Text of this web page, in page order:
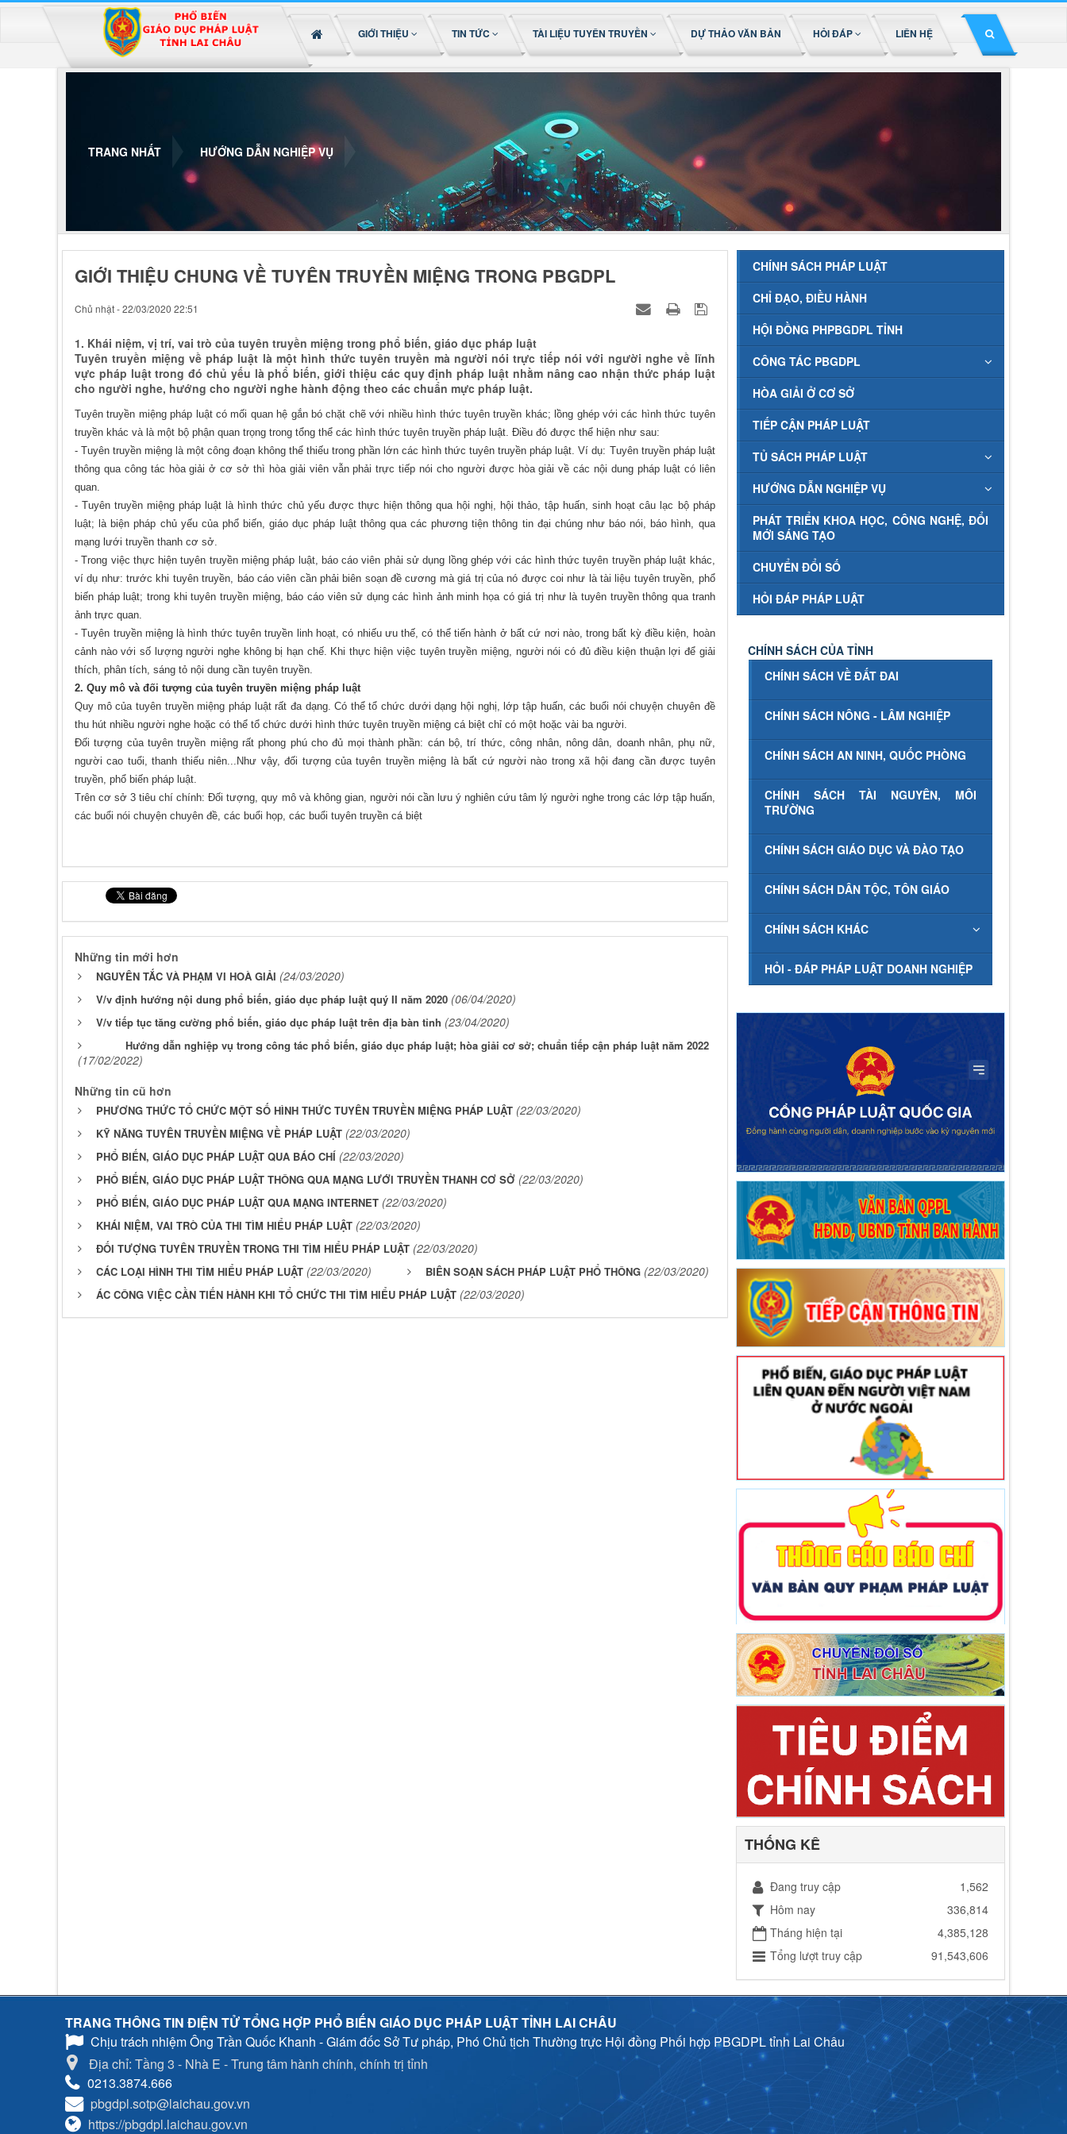
GIỚI THIỆU TIN TỨC TÀI LIỆU TUYÊN TRUYỀN DỰ THẢO VĂN BẢN HỎI ĐÁP LIÊN HỆ
TRANG NHẤT HƯỚNG DẪN NGHIỆP VỤ
GIỚI THIỆU CHUNG VỀ TUYÊN TRUYỀN MIỆNG TRONG PBGDPL
Chủ nhật - 22/03/2020 22:51
1. Khái niệm, vị trí, vai trò của tuyên truyền miệng trong phổ biến, giáo dục pháp luật
Tuyên truyền miệng về pháp luật là một hình thức tuyên truyền mà người nói trực tiếp nói với người nghe về lĩnh
vực pháp luật trong đó chủ yếu là phổ biến, giới thiệu các quy định pháp luật nhằm nâng cao nhận thức pháp luật
cho người nghe, hướng cho người nghe hành động theo các chuẩn mực pháp luật.
Tuyên truyền miệng pháp luật có mối quan hệ gắn bó chặt chẽ với nhiều hình thức tuyên truyền khác; lồng ghép với các hình thức tuyên
truyền khác và là một bộ phận quan trọng trong tổng thể các hình thức tuyên truyền pháp luật. Điều đó được thể hiện như sau:
- Tuyên truyền miệng là một công đoạn không thể thiếu trong phần lớn các hình thức tuyên truyền pháp luật. Ví dụ: Tuyên truyền pháp luật
thông qua công tác hòa giải ở cơ sở thì hòa giải viên vẫn phải trực tiếp nói cho người được hòa giải về các nội dung pháp luật có liên
quan.
- Tuyên truyền miệng pháp luật là hình thức chủ yếu được thực hiện thông qua hội nghị, hội thảo, tập huấn, sinh hoạt câu lạc bộ pháp
luật; là biện pháp chủ yếu của phổ biến, giáo dục pháp luật thông qua các phương tiện thông tin đại chúng như báo nói, báo hình, qua
mạng lưới truyền thanh cơ sở.
- Trong việc thực hiện tuyên truyền miệng pháp luật, báo cáo viên phải sử dụng lồng ghép với các hình thức tuyên truyền pháp luật khác,
ví dụ như: trước khi tuyên truyền, báo cáo viên cần phải biên soạn đề cương mà giá trị của nó được coi như là tài liệu tuyên truyền, phổ
biến pháp luật; trong khi tuyên truyền miệng, báo cáo viên sử dụng các hình ảnh minh họa có giá trị như là tuyên truyền thông qua tranh
ảnh trực quan.
- Tuyên truyền miệng là hình thức tuyên truyền linh hoạt, có nhiếu ưu thế, có thể tiến hành ở bất cứ nơi nào, trong bất kỳ điều kiện, hoàn
cảnh nào với số lượng người nghe không bị hạn chế. Khi thực hiện việc tuyên truyền miệng, người nói có đủ điều kiện thuận lợi để giải
thích, phân tích, sáng tỏ nội dung cần tuyên truyền.
2. Quy mô và đối tượng của tuyên truyền miệng pháp luật
Quy mô của tuyên truyền miệng pháp luật rất đa dạng. Có thể tổ chức dưới dạng hội nghị, lớp tập huấn, các buổi nói chuyện chuyên đề
thu hút nhiều người nghe hoặc có thể tổ chức dưới hình thức tuyên truyền miệng cá biệt chỉ có một hoặc vài ba người.
Đối tượng của tuyên truyền miệng rất phong phú cho đủ mọi thành phần: cán bộ, trí thức, công nhân, nông dân, doanh nhân, phụ nữ,
người cao tuổi, thanh thiếu niên...Như vậy, đối tượng của tuyên truyền miệng là bất cứ người nào trong xã hội đang cần được tuyên
truyền, phổ biến pháp luật.
Trên cơ sở 3 tiêu chí chính: Đối tượng, quy mô và không gian, người nói cần lưu ý nghiên cứu tâm lý người nghe trong các lớp tập huấn,
các buổi nói chuyện chuyên đề, các buổi họp, các buổi tuyên truyền cá biệt
Những tin mới hơn
NGUYÊN TẮC VÀ PHẠM VI HOÀ GIẢI (24/03/2020)
V/v định hướng nội dung phổ biến, giáo dục pháp luật quý II năm 2020 (06/04/2020)
V/v tiếp tục tăng cường phổ biến, giáo dục pháp luật trên địa bàn tỉnh (23/04/2020)
Hướng dẫn nghiệp vụ trong công tác phổ biến, giáo dục pháp luật; hòa giải cơ sở; chuẩn tiếp cận pháp luật năm 2022
(17/02/2022)
Những tin cũ hơn
PHƯƠNG THỨC TỔ CHỨC MỘT SỐ HÌNH THỨC TUYÊN TRUYỀN MIỆNG PHÁP LUẬT (22/03/2020)
KỸ NĂNG TUYÊN TRUYỀN MIỆNG VỀ PHÁP LUẬT (22/03/2020)
PHỔ BIẾN, GIÁO DỤC PHÁP LUẬT QUA BÁO CHÍ (22/03/2020)
PHỔ BIẾN, GIÁO DỤC PHÁP LUẬT THÔNG QUA MẠNG LƯỚI TRUYỀN THANH CƠ SỞ (22/03/2020)
PHỔ BIẾN, GIÁO DỤC PHÁP LUẬT QUA MẠNG INTERNET (22/03/2020)
KHÁI NIỆM, VAI TRÒ CỦA THI TÌM HIỂU PHÁP LUẬT (22/03/2020)
ĐỐI TƯỢNG TUYÊN TRUYỀN TRONG THI TÌM HIỂU PHÁP LUẬT (22/03/2020)
CÁC LOẠI HÌNH THI TÌM HIỂU PHÁP LUẬT (22/03/2020) BIÊN SOẠN SÁCH PHÁP LUẬT PHỔ THÔNG (22/03/2020)
ÁC CÔNG VIỆC CẦN TIẾN HÀNH KHI TỔ CHỨC THI TÌM HIỂU PHÁP LUẬT (22/03/2020)
CHÍNH SÁCH PHÁP LUẬT
CHỈ ĐẠO, ĐIỀU HÀNH
HỘI ĐỒNG PHPBGDPL TỈNH
CÔNG TÁC PBGDPL
HÒA GIẢI Ở CƠ SỞ
TIẾP CẬN PHÁP LUẬT
TỦ SÁCH PHÁP LUẬT
HƯỚNG DẪN NGHIỆP VỤ
PHÁT TRIỂN KHOA HỌC, CÔNG NGHỆ, ĐỔI
MỚI SÁNG TẠO
CHUYỂN ĐỔI SỐ
HỎI ĐÁP PHÁP LUẬT
CHÍNH SÁCH CỦA TỈNH
CHÍNH SÁCH VỀ ĐẤT ĐAI
CHÍNH SÁCH NÔNG - LÂM NGHIỆP
CHÍNH SÁCH AN NINH, QUỐC PHÒNG
CHÍNH SÁCH TÀI NGUYÊN, MÔI
TRƯỜNG
CHÍNH SÁCH GIÁO DỤC VÀ ĐÀO TẠO
CHÍNH SÁCH DÂN TỘC, TÔN GIÁO
CHÍNH SÁCH KHÁC
HỎI - ĐÁP PHÁP LUẬT DOANH NGHIỆP
THỐNG KÊ
Đang truy cập
1,562
Hôm nay
336,814
Tháng hiện tại
4,385,128
Tổng lượt truy cập
91,543,606
TRANG THÔNG TIN ĐIỆN TỬ TỔNG HỢP PHỔ BIẾN GIÁO DỤC PHÁP LUẬT TỈNH LAI CHÂU
Chịu trách nhiệmÔng Trần Quốc Khanh - Giám đốc Sở Tư pháp, Phó Chủ tịch Thường trực Hội đồng Phối hợp PBGDPL tỉnh Lai Châu
Địa chỉ: Tầng 3 - Nhà E - Trung tâm hành chính, chính trị tỉnh
0213.3874.666
pbgdpl.sotp@laichau.gov.vn
https://pbgdpl.laichau.gov.vn
Đã kết nối EMC